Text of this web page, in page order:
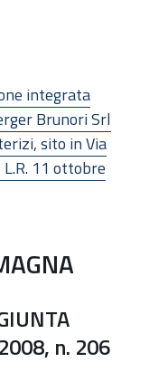
integrata
Brunori Srl
sito in Via
11 ottobre
n. 206